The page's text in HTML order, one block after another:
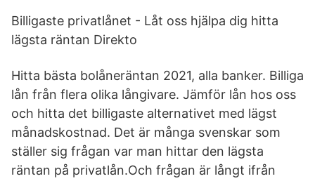
Billigaste privatlånet - Låt oss hjälpa dig hitta
lägsta räntan Direkto
Hitta bästa bolåneräntan 2021, alla banker. Billiga
lån från flera olika långivare. Jämför lån hos oss
och hitta det billigaste alternativet med lägst
månadskostnad. Det är många svenskar som
ställer sig frågan var man hittar den lägsta
räntan på privatlån.Och frågan är långt ifrån